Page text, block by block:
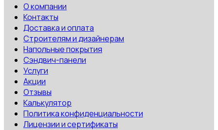
О компании
Контакты
Доставка и оплата
Строителям и дизайнерам
Напольные покрытия
Сэндвич-панели
Услуги
Акции
Отзывы
Калькулятор
Политика конфиденциальности
Лицензии и сертификаты